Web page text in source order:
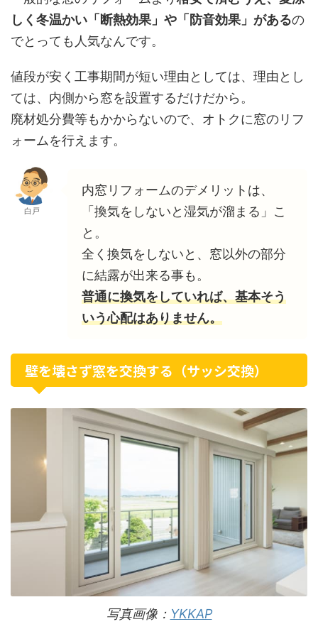
しく冬温かい「断熱効果」や「防音効果」があるの
でとっても人気なんです。
値段が安く工事期間が短い理由としては、理由とし
ては、内側から窓を設置するだけだから。
廃材処分費等もかからないので、オトクに窓のリフ
ォームを行えます。
白戸
内窓リフォームのデメリットは、
「換気をしないと湿気が溜まる」こ
と。
全く換気をしないと、窓以外の部分
に結露が出来る事も。
普通に換気をしていれば、基本そう
いう心配はありません。
壁を壊さず窓を交換する（サッシ交換）
写真画像： YKKAP